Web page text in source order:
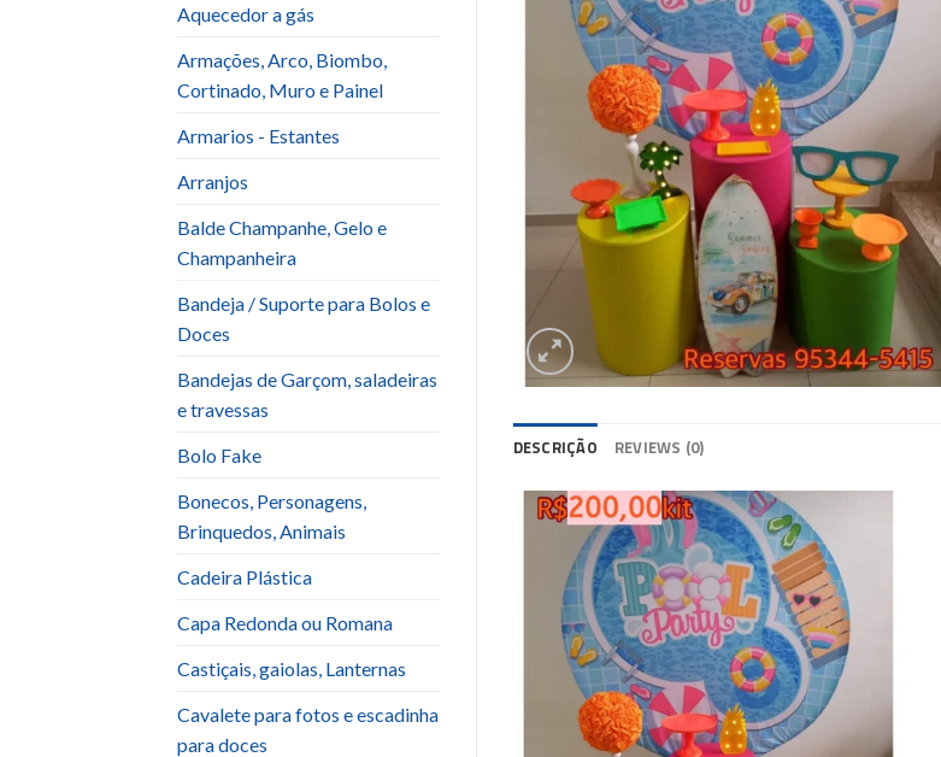
Aquecedor a gás
Armações, Arco, Biombo,
Cortinado, Muro e Painel
Armarios - Estantes
Arranjos
Balde Champanhe, Gelo e
Champanheira
Bandeja / Suporte para Bolos e
Doces
Bandejas de Garçom, saladeiras
e travessas
Bolo Fake
Bonecos, Personagens,
Brinquedos, Animais
Cadeira Plástica
Capa Redonda ou Romana
Castiçais, gaiolas, Lanternas
Cavalete para fotos e escadinha
para doces
DESCRIÇÃO REVIEWS (0)